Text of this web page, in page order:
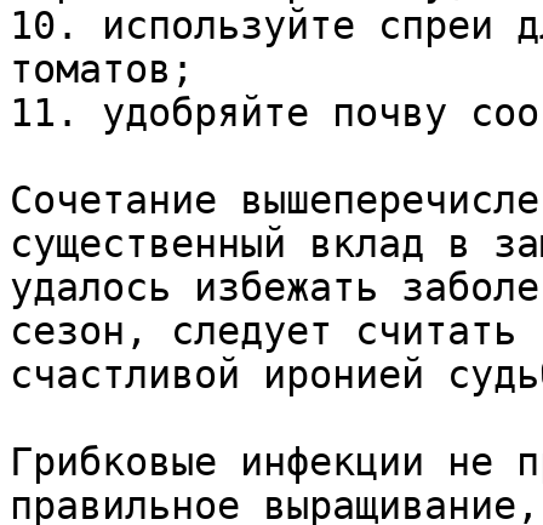
10. используйте спреи
томатов;
11. удобряйте почву
Сочетание
существенный вклад в
удалось избежать
сезон, следует
счастливой иронией
Грибковые инфекции не
правильное